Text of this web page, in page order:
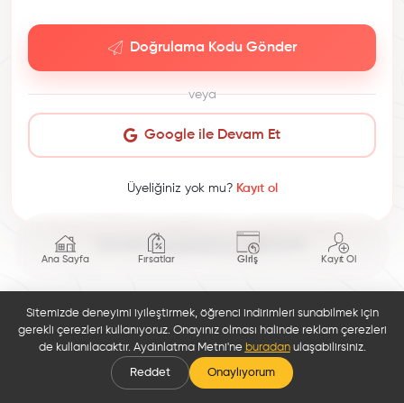
Ana Sayfa Fırsatlar Giriş Kayıt Ol
Doğrulama Kodu Gönder
veya
Google ile Devam Et
Üyeliğiniz yok mu? Kayıt ol
This site is protected by reCAPTCHA.
Sitemizde deneyimi iyileştirmek, öğrenci indirimleri sunabilmek için
gerekli çerezleri kullanıyoruz. Onayınız olması halinde reklam çerezleri
de kullanılacaktır. Aydınlatma Metni'ne buradanulaşabilirsiniz.
Reddet Onaylıyorum